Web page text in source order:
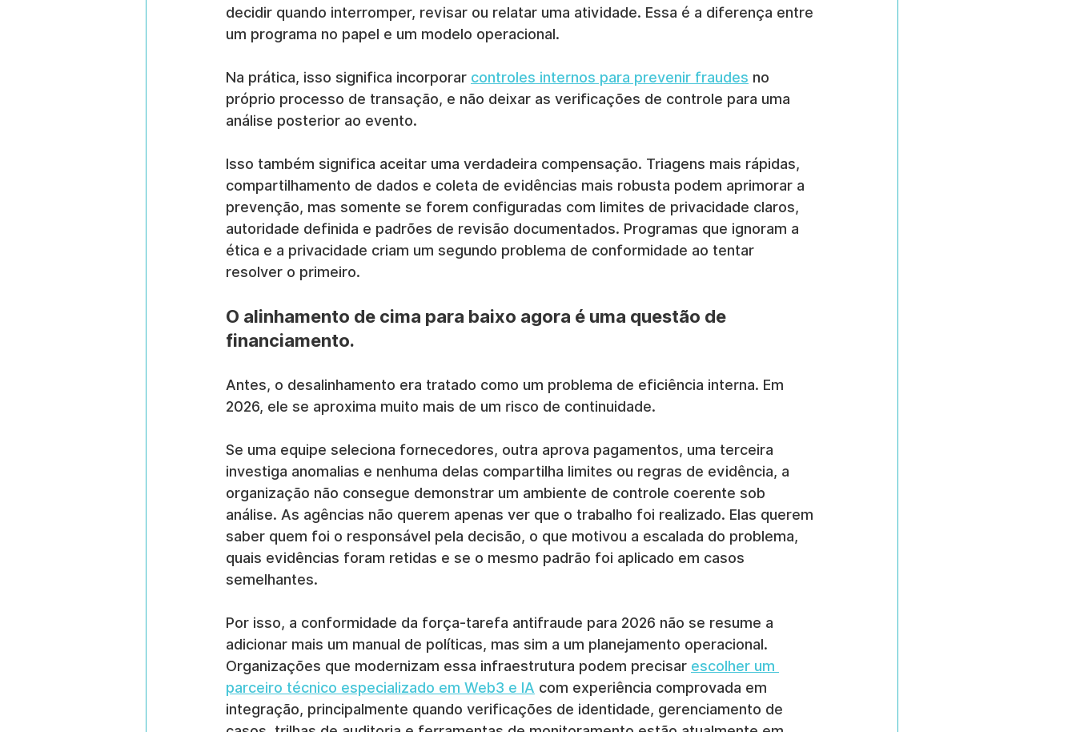
decidir quando interromper, revisar ou relatar uma atividade. Essa é a diferença entre
um programa no papel e um modelo operacional.
Na prática, isso significa incorporar controles internos para prevenir fraudes no
próprio processo de transação, e não deixar as verificações de controle para uma
análise posterior ao evento.
Isso também significa aceitar uma verdadeira compensação. Triagens mais rápidas,
compartilhamento de dados e coleta de evidências mais robusta podem aprimorar a
prevenção, mas somente se forem configuradas com limites de privacidade claros,
autoridade definida e padrões de revisão documentados. Programas que ignoram a
ética e a privacidade criam um segundo problema de conformidade ao tentar
resolver o primeiro.
O alinhamento de cima para baixo agora é uma questão de
financiamento.
Antes, o desalinhamento era tratado como um problema de eficiência interna. Em
2026, ele se aproxima muito mais de um risco de continuidade.
Se uma equipe seleciona fornecedores, outra aprova pagamentos, uma terceira
investiga anomalias e nenhuma delas compartilha limites ou regras de evidência, a
organização não consegue demonstrar um ambiente de controle coerente sob
análise. As agências não querem apenas ver que o trabalho foi realizado. Elas querem
saber quem foi o responsável pela decisão, o que motivou a escalada do problema,
quais evidências foram retidas e se o mesmo padrão foi aplicado em casos
semelhantes.
Por isso, a conformidade da força-tarefa antifraude para 2026 não se resume a
adicionar mais um manual de políticas, mas sim a um planejamento operacional.
Organizações que modernizam essa infraestrutura podem precisar escolher um
parceiro técnico especializado em Web3 e IA com experiência comprovada em
integração, principalmente quando verificações de identidade, gerenciamento de